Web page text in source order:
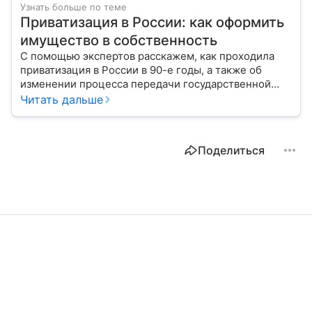
Узнать больше по теме
Приватизация в России: как оформить
имущество в собственность
С помощью экспертов расскажем, как проходила
приватизация в России в 90-е годы, а также об
изменении процесса передачи государственной
собственности в частные руки в 2026 году.
Читать дальше
Поделиться